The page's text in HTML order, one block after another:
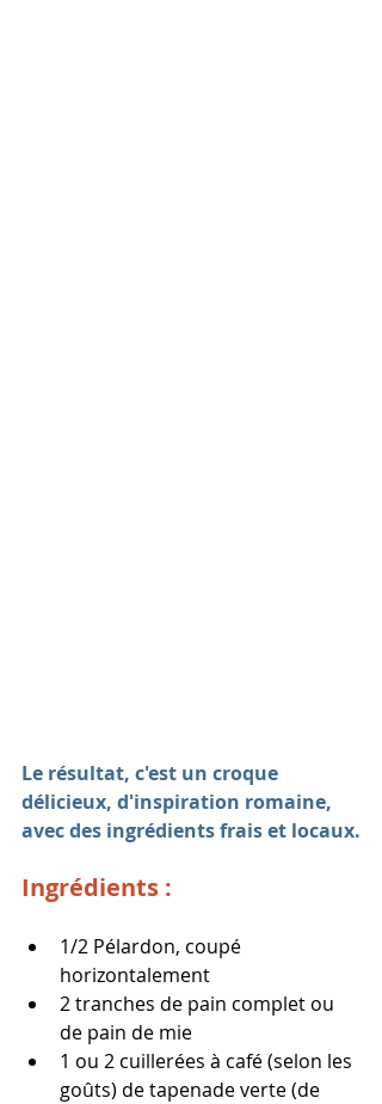
Le résultat, c'est un croque
délicieux, d'inspiration romaine,
avec des ingrédients frais et locaux.
Ingrédients :
1/2 Pélardon, coupé
horizontalement
2 tranches de pain complet ou
de pain de mie
1 ou 2 cuillerées à café (selon les
goûts) de tapenade verte (de